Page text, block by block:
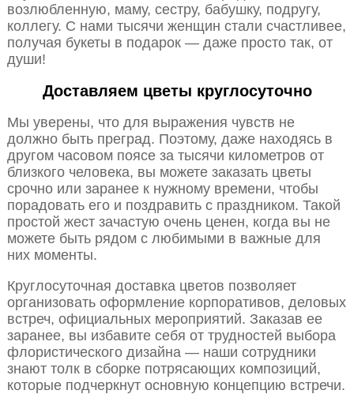
возлюбленную, маму, сестру, бабушку, подругу,
коллегу. С нами тысячи женщин стали счастливее,
получая букеты в подарок — даже просто так, от
души!
Доставляем цветы круглосуточно
Мы уверены, что для выражения чувств не
должно быть преград. Поэтому, даже находясь в
другом часовом поясе за тысячи километров от
близкого человека, вы можете заказать цветы
срочно или заранее к нужному времени, чтобы
порадовать его и поздравить с праздником. Такой
простой жест зачастую очень ценен, когда вы не
можете быть рядом с любимыми в важные для
них моменты.
Круглосуточная доставка цветов позволяет
организовать оформление корпоративов, деловых
встреч, официальных мероприятий. Заказав ее
заранее, вы избавите себя от трудностей выбора
флористического дизайна — наши сотрудники
знают толк в сборке потрясающих композиций,
которые подчеркнут основную концепцию встречи.